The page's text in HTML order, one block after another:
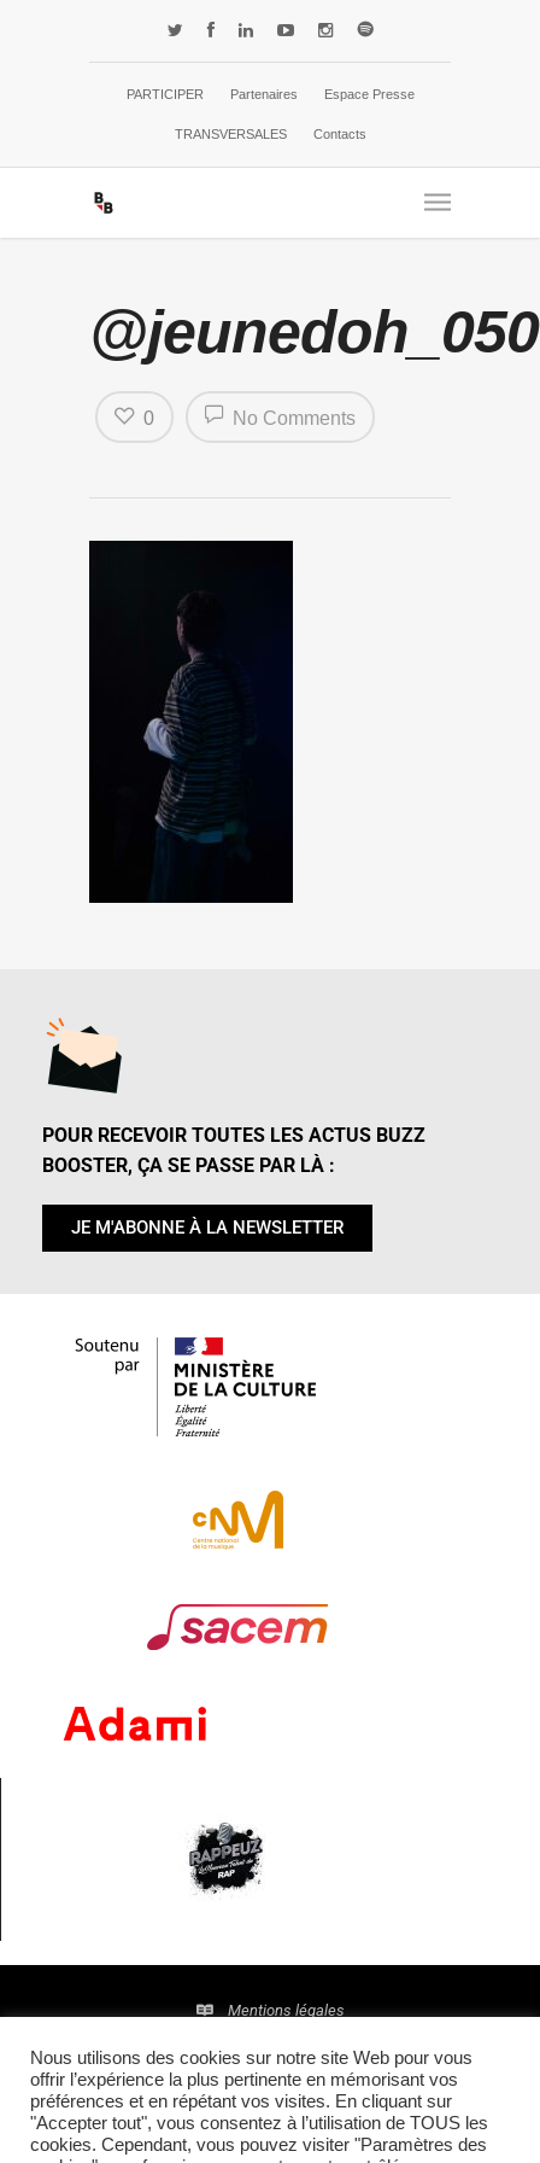
PARTICIPER Partenaires Espace Presse
TRANSVERSALES Contacts
@jeunedoh_050
No Comments
0
POUR RECEVOIR TOUTES LES ACTUS BUZZ
BOOSTER, ÇA SE PASSE PAR LÀ :
JE M'ABONNE À LA NEWSLETTER
Mentions légales
Politique de confidentialité
© 2016 • Site maintenu et mis à jour parTI(E)GER
COMMUNICATION
Nous utilisons des cookies sur notre site Web pour vous
offrir l’expérience la plus pertinente en mémorisant vos
préférences et en répétant vos visites. En cliquant sur
"Accepter tout", vous consentez à l’utilisation de TOUS les
cookies. Cependant, vous pouvez visiter "Paramètres des